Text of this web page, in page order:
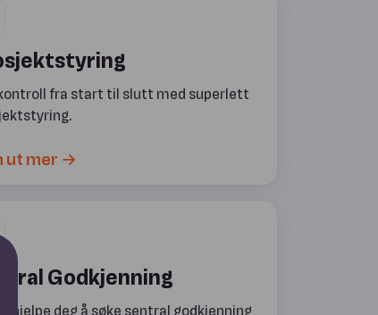
fra start til slutt med superlett
ut mer →
Godkjenning
hjelpe deg å søke sentral godkjenning